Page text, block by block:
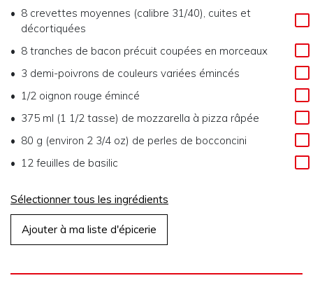
8 crevettes moyennes (calibre 31/40), cuites et
décortiquées
8 tranches de bacon précuit coupées en morceaux
3 demi-poivrons de couleurs variées émincés
1/2 oignon rouge émincé
375 ml (1 1/2 tasse) de mozzarella à pizza râpée
80 g (environ 2 3/4 oz) de perles de bocconcini
12 feuilles de basilic
Sélectionner tous les ingrédients
Ajouter à ma liste d'épicerie